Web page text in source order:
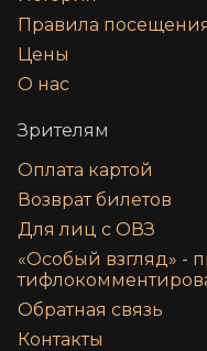
Правила
Цены
О нас
Зрителям
Оплата картой
Возврат билетов
Для лиц с ОВЗ
«‎Особый взгляд» -
Обратная связь
Контакты